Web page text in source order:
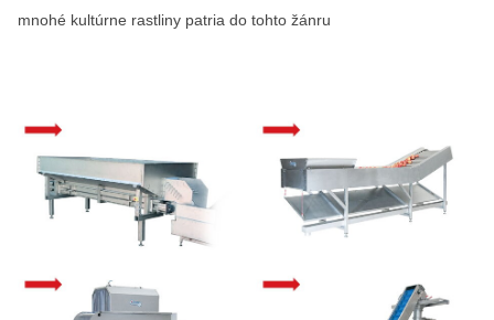
mnohé kultúrne rastliny patria do tohto žánru